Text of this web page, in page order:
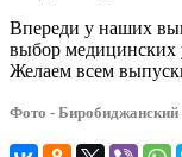
Впереди у наших
выбор медицинских
Желаем всем
Фото -